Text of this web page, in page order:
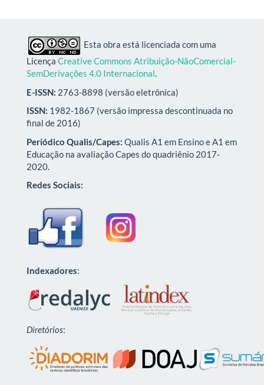
Esta obra está licenciada com uma
Licença Creative Commons Atribuição-NãoComercial-
SemDerivações 4.0 Internacional.
E-ISSN: 2763-8898 (versão eletrônica)
ISSN: 1982-1867 (versão impressa descontinuada no
final de 2016)
Periódico Qualis/Capes: Qualis A1 em Ensino e A1 em
Educação na avaliação Capes do quadriênio 2017-
2020.
Redes Sociais:
Indexadores:
Diretórios: